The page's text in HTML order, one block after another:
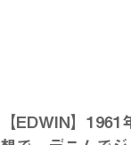
【EDWIN】